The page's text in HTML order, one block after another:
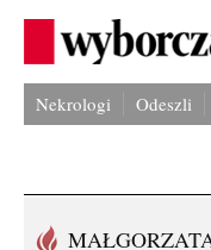
Nekrologi Odeszli